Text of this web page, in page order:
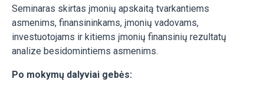
Seminaras skirtas įmonių apskaitą tvarkantiems
asmenims, finansininkams, įmonių vadovams,
investuotojams ir kitiems įmonių finansinių rezultatų
analize besidomintiems asmenims.
Po mokymų dalyviai gebės: